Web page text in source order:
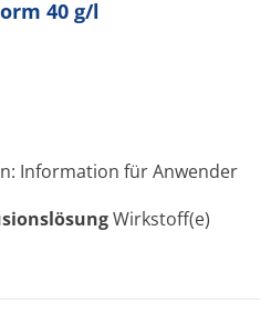
40 g/l
Information für Anwender
Wirkstoff(e)